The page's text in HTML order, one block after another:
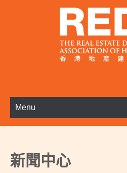
Menu
新聞中心